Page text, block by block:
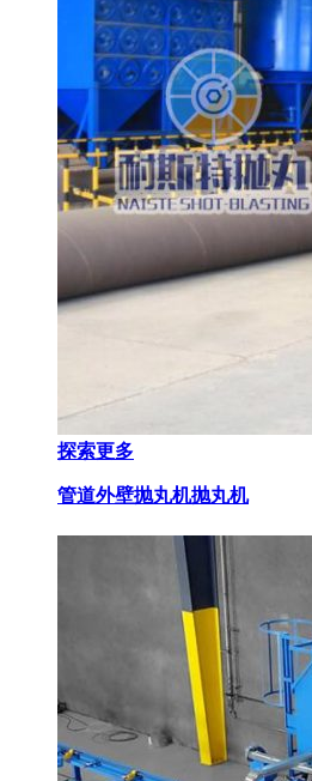
探索更多
管道外壁抛丸机抛丸机